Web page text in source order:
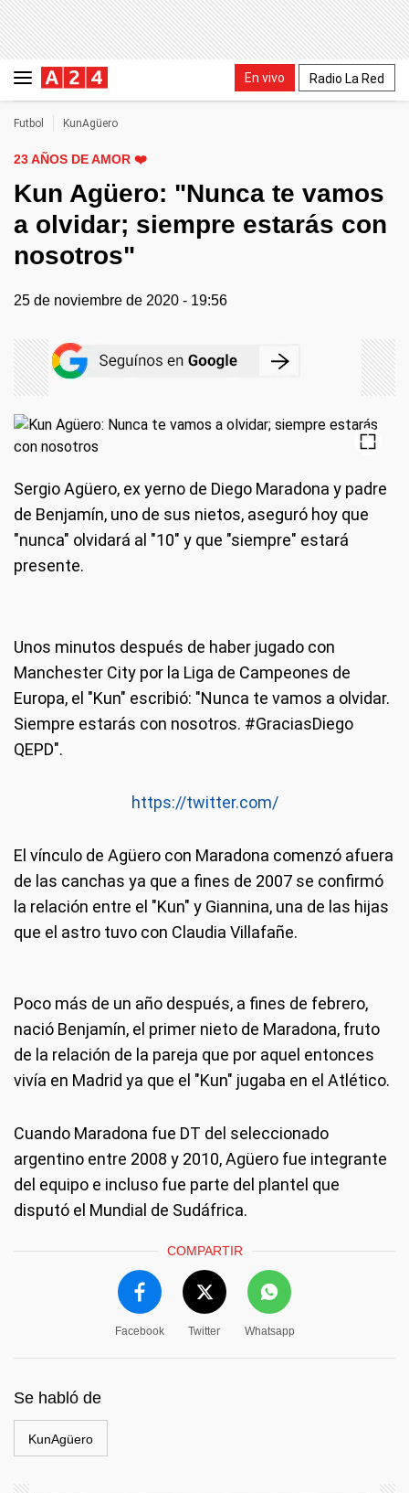
En vivo Radio La Red
Futbol KunAgüero
23 AÑOS DE AMOR ❤️
Kun Agüero: "Nunca te vamos
a olvidar; siempre estarás con
nosotros"
25 de noviembre de 2020 - 19:56
Sergio Agüero, ex yerno de Diego Maradona y padre
de Benjamín, uno de sus nietos, aseguró hoy que
"nunca" olvidará al "10" y que "siempre" estará
presente.
Unos minutos después de haber jugado con
Manchester City por la Liga de Campeones de
Europa, el "Kun" escribió: "Nunca te vamos a olvidar.
Siempre estarás con nosotros. #GraciasDiego
QEPD".
https://twitter.com/
El vínculo de Agüero con Maradona comenzó afuera
de las canchas ya que a fines de 2007 se confirmó
la relación entre el "Kun" y Giannina, una de las hijas
que el astro tuvo con Claudia Villafañe.
Poco más de un año después, a fines de febrero,
nació Benjamín, el primer nieto de Maradona, fruto
de la relación de la pareja que por aquel entonces
vivía en Madrid ya que el "Kun" jugaba en el Atlético.
Cuando Maradona fue DT del seleccionado
argentino entre 2008 y 2010, Agüero fue integrante
del equipo e incluso fue parte del plantel que
disputó el Mundial de Sudáfrica.
COMPARTIR
Facebook Twitter Whatsapp
Se habló de
KunAgüero